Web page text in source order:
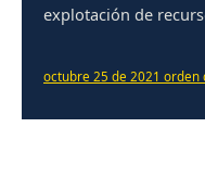
explotación de
octubre 25 de 2021 orden